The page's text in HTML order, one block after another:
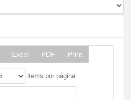
Excel PDF Print
items por página